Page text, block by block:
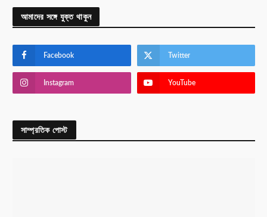
আমাদের সঙ্গে যুক্ত থাকুন
Facebook Twitter
Instagram YouTube
সাম্প্রতিক পোস্ট